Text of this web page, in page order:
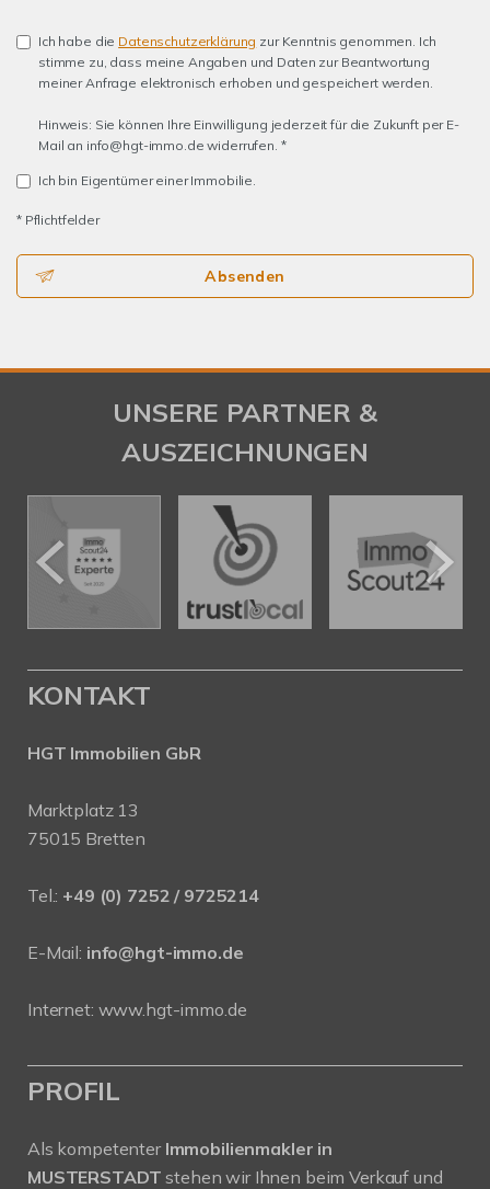
Ich habe die Datenschutzerklärung zur Kenntnis genommen. Ich
stimme zu, dass meine Angaben und Daten zur Beantwortung
meiner Anfrage elektronisch erhoben und gespeichert werden.
Hinweis: Sie können Ihre Einwilligung jederzeit für die Zukunft per E-
Mail an info@hgt-immo.de widerrufen. *
Ich bin Eigentümer einer Immobilie.
* Pflichtfelder
Absenden
UNSERE PARTNER &
AUSZEICHNUNGEN
KONTAKT
HGT Immobilien GbR
Marktplatz 13
75015 Bretten
Tel.: +49 (0) 7252 / 9725214
E-Mail: info@hgt-immo.de
Internet: www.hgt-immo.de
PROFIL
Als kompetenter Immobilienmakler in
MUSTERSTADT stehen wir Ihnen beim Verkauf und